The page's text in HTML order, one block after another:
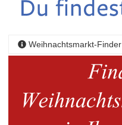
Weihnachtsmarkt-Finder